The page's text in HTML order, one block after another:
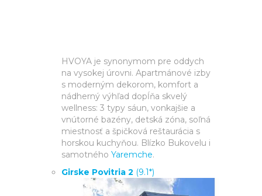
HVOYA je synonymom pre oddych
na vysokej úrovni. Apartmánové izby
s moderným dekorom, komfort a
nádherný výhľad dopĺňa skvelý
wellness: 3 typy sáun, vonkajšie a
vnútorné bazény, detská zóna, soľná
miestnosť a špičková reštaurácia s
horskou kuchyňou. Blízko Bukovelu i
samotného Yaremche.
Girske Povitria 2 (9.1*)